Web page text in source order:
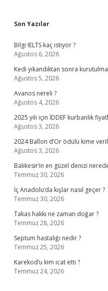
Sidebar
Son Yazılar
Bilgi IELTS kaç istiyor ?
Ağustos 6, 2026
Kedi yıkandıktan sonra
Ağustos 5, 2026
Avanos nereli ?
Ağustos 4, 2026
2025 yılı için İDDEF kurbanlık
Ağustos 3, 2026
2024 Ballon d’Or ödülü kime
Ağustos 3, 2026
Balıkesir’in en güzel denizi
Temmuz 30, 2026
İç Anadolu’da kışlar nasıl geçer ?
Temmuz 30, 2026
Takas hakkı ne zaman doğar ?
Temmuz 28, 2026
Septum hastalığı nedir ?
Temmuz 25, 2026
Karekod’u kim icat etti ?
Temmuz 24, 2026